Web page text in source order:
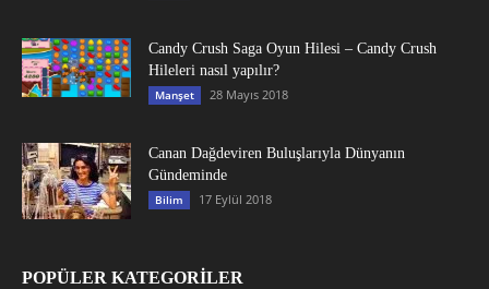
Candy Crush Saga Oyun Hilesi – Candy Crush
Hileleri nasıl yapılır?
Manşet 28 Mayıs 2018
Canan Dağdeviren Buluşlarıyla Dünyanın
Gündeminde
Bilim 17 Eylül 2018
POPÜLER KATEGORİLER